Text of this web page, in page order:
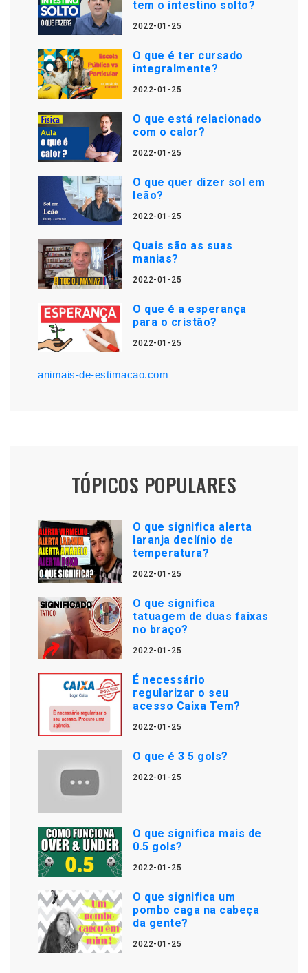
tem o intestino solto?
2022-01-25
O que é ter cursado
integralmente?
2022-01-25
O que está relacionado
com o calor?
2022-01-25
O que quer dizer sol em
leão?
2022-01-25
Quais são as suas
manias?
2022-01-25
O que é a esperança
para o cristão?
2022-01-25
animais-de-estimacao.com
TÓPICOS POPULARES
O que significa alerta
laranja declínio de
temperatura?
2022-01-25
O que significa
tatuagem de duas faixas
no braço?
2022-01-25
É necessário
regularizar o seu
acesso Caixa Tem?
2022-01-25
O que é 3 5 gols?
2022-01-25
O que significa mais de
0.5 gols?
2022-01-25
O que significa um
pombo caga na cabeça
da gente?
2022-01-25